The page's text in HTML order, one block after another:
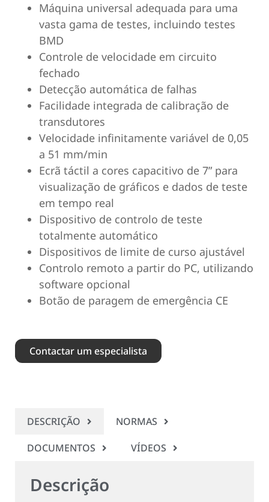
Máquina universal adequada para uma
vasta gama de testes, incluindo testes
BMD
Controle de velocidade em circuito
fechado
Detecção automática de falhas
Facilidade integrada de calibração de
transdutores
Velocidade infinitamente variável de 0,05
a 51 mm/min
Ecrã táctil a cores capacitivo de 7” para
visualização de gráficos e dados de teste
em tempo real
Dispositivo de controlo de teste
totalmente automático
Dispositivos de limite de curso ajustável
Controlo remoto a partir do PC, utilizando
software opcional
Botão de paragem de emergência CE
Contactar um especialista
DESCRIÇÃO
NORMAS
DOCUMENTOS
VÍDEOS
Descrição